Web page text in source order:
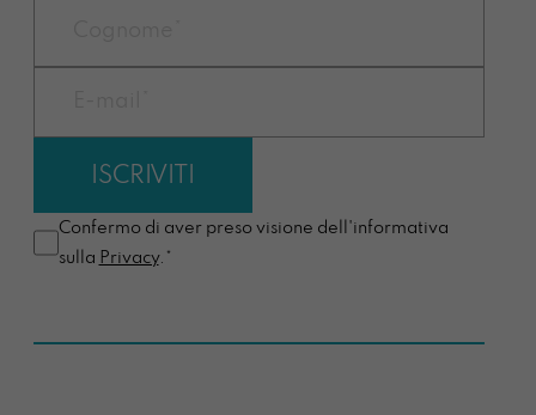
Confermo di aver preso visione dell'informativa
sulla Privacy.*